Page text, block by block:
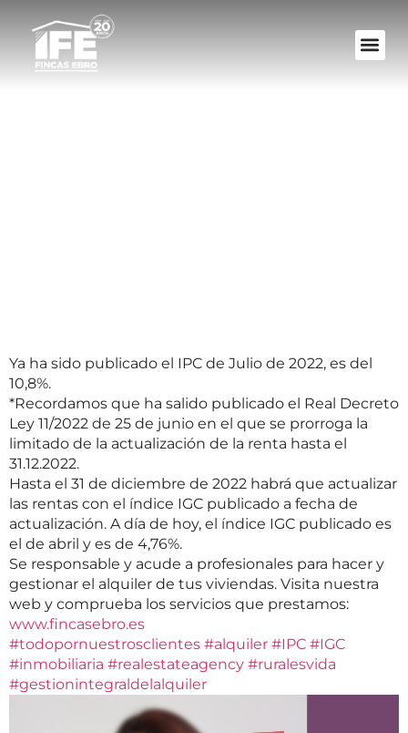
Ya ha sido publicado el IPC de Julio de 2022, es del
10,8%.
*Recordamos que ha salido publicado el Real Decreto
Ley 11/2022 de 25 de junio en el que se prorroga la
limitado de la actualización de la renta hasta el
31.12.2022.
Hasta el 31 de diciembre de 2022 habrá que actualizar
las rentas con el índice IGC publicado a fecha de
actualización. A día de hoy, el índice IGC publicado es
el de abril y es de 4,76%.
Se responsable y acude a profesionales para hacer y
gestionar el alquiler de tus viviendas. Visita nuestra
web y comprueba los servicios que prestamos:
www.fincasebro.es
#todopornuestrosclientes #alquiler #IPC #IGC
#inmobiliaria #realestateagency #ruralesvida
#gestionintegraldelalquiler